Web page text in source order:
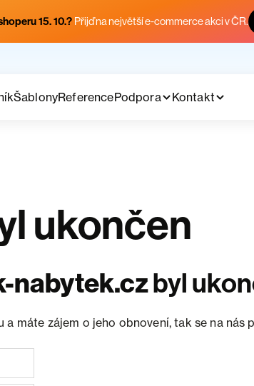
15. 10.? Přijď na největší e-commerce akci v ČR.
ŠablonyReferencePodpora Kontakt
ukončen
nabytek.czbyl
máte zájem o jeho obnovení, tak se na nás